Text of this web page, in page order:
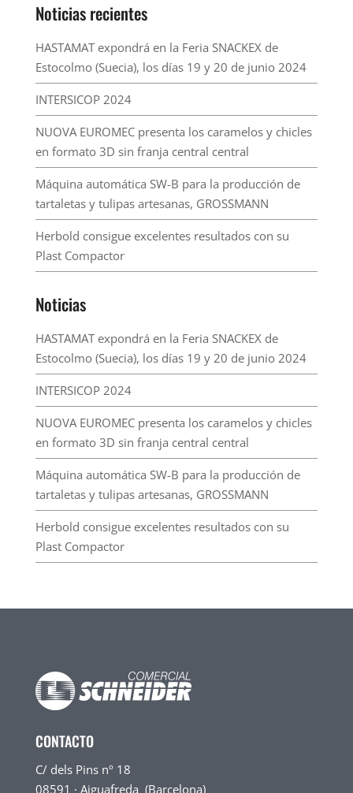
Noticias recientes
HASTAMAT expondrá en la Feria SNACKEX de
Estocolmo (Suecia), los días 19 y 20 de junio 2024
INTERSICOP 2024
NUOVA EUROMEC presenta los caramelos y chicles
en formato 3D sin franja central central
Máquina automática SW-B para la producción de
tartaletas y tulipas artesanas, GROSSMANN
Herbold consigue excelentes resultados con su
Plast Compactor
Noticias
HASTAMAT expondrá en la Feria SNACKEX de
Estocolmo (Suecia), los días 19 y 20 de junio 2024
INTERSICOP 2024
NUOVA EUROMEC presenta los caramelos y chicles
en formato 3D sin franja central central
Máquina automática SW-B para la producción de
tartaletas y tulipas artesanas, GROSSMANN
Herbold consigue excelentes resultados con su
Plast Compactor
CONTACTO
C/ dels Pins nº 18
08591 · Aiguafreda (Barcelona)